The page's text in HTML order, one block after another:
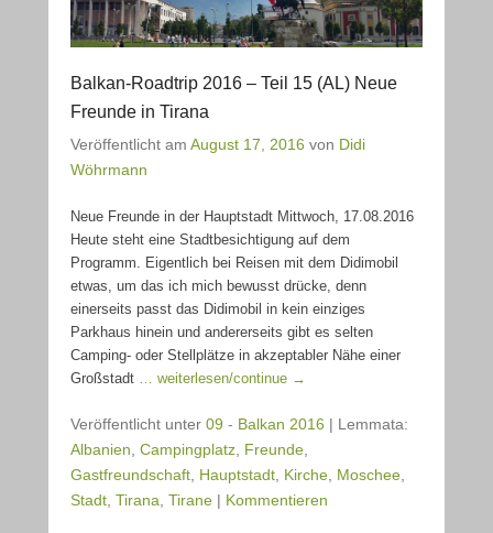
Balkan-Roadtrip 2016 – Teil 15 (AL) Neue
Freunde in Tirana
Veröffentlicht am August 17, 2016 von Didi
Wöhrmann
Neue Freunde in der Hauptstadt Mittwoch, 17.08.2016
Heute steht eine Stadtbesichtigung auf dem
Programm. Eigentlich bei Reisen mit dem Didimobil
etwas, um das ich mich bewusst drücke, denn
einerseits passt das Didimobil in kein einziges
Parkhaus hinein und andererseits gibt es selten
Camping- oder Stellplätze in akzeptabler Nähe einer
Großstadt … weiterlesen/continue →
Veröffentlicht unter 09 - Balkan 2016 | Lemmata:
Albanien Campingplatz Freunde
Gastfreundschaft Hauptstadt Kirche Moschee
Stadt Tirana Tirane | Kommentieren